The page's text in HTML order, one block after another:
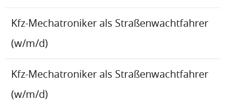
Kfz-Mechatroniker als Straßenwachtfahrer
(w/m/d)
Kfz-Mechatroniker als Straßenwachtfahrer
(w/m/d)